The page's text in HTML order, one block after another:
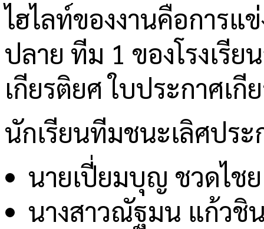
ไฮไลท์ของงานคือการ
ปลาย ทีม 1 ของโรงเรี
เกียรติยศ ใบประกาศเ
นักเรียนทีมชนะเลิศปร
นายเปี่ยมบุญ ชวดไช
นางสาวณัฐมน แก้วชิ